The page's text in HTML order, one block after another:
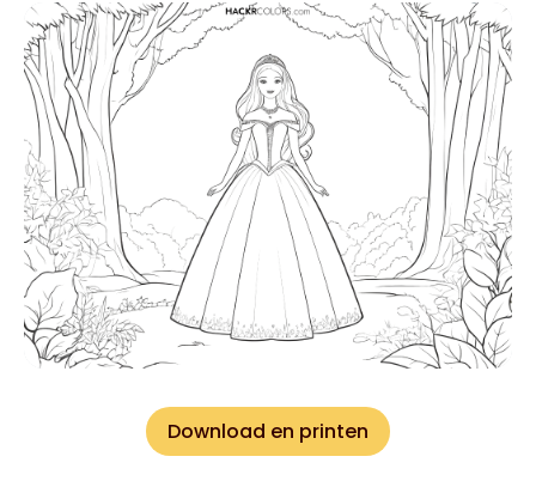
Download en printen